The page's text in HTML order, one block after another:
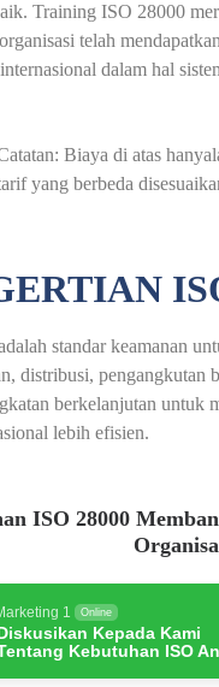
Training ISO 28000
telah
dalam hal
Biaya di atas
yang berbeda
standar keamanan
distribusi, pengangkutan
berkelanjutan untuk
lebih efisien.
ISO 28000
1 Online
Kepada Kami
Kebutuhan ISO